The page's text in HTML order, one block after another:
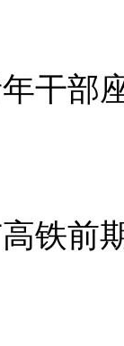
干部
铁前